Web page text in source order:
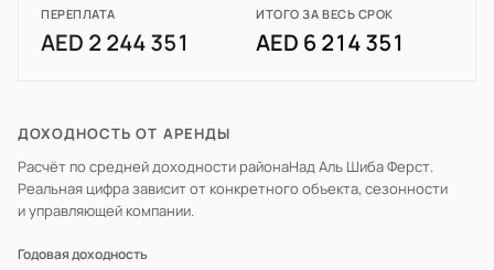
ПЕРЕПЛАТА
AED 2 244 351
ИТОГО ЗА ВЕСЬ СРОК
AED 6 214 351
ДОХОДНОСТЬ ОТ АРЕНДЫ
Расчёт по средней доходности районаНад Аль Шиба Ферст.
Реальная цифра зависит от конкретного объекта, сезонности
и управляющей компании.
Годовая доходность